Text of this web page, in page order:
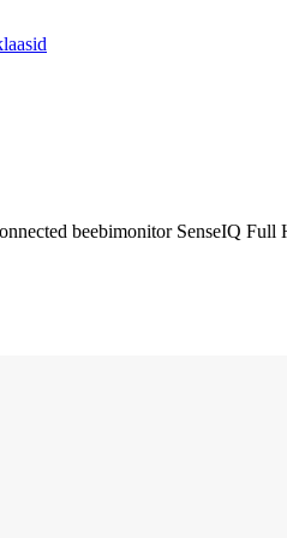
beebimonitor SenseIQ Full